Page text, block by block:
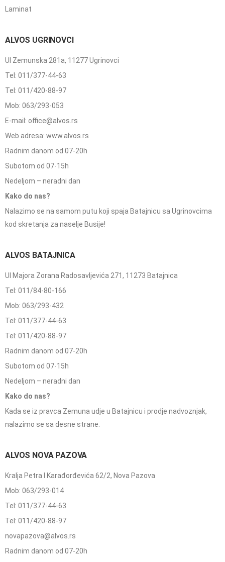
Laminat
ALVOS UGRINOVCI
Ul Zemunska 281a, 11277 Ugrinovci
Tel: 011/377-44-63
Tel: 011/420-88-97
Mob: 063/293-053
E-mail: office@alvos.rs
Web adresa: www.alvos.rs
Radnim danom od 07-20h
Subotom od 07-15h
Nedeljom – neradni dan
Kako do nas?
Nalazimo se na samom putu koji spaja Batajnicu sa Ugrinovcima
kod skretanja za naselje Busije!
ALVOS BATAJNICA
Ul Majora Zorana Radosavljevića 271, 11273 Batajnica
Tel: 011/84-80-166
Mob: 063/293-432
Tel: 011/377-44-63
Tel: 011/420-88-97
Radnim danom od 07-20h
Subotom od 07-15h
Nedeljom – neradni dan
Kako do nas?
Kada se iz pravca Zemuna udje u Batajnicu i prodje nadvoznjak,
nalazimo se sa desne strane.
ALVOS NOVA PAZOVA
Kralja Petra I Karađorđevića 62/2, Nova Pazova
Mob: 063/293-014
Tel: 011/377-44-63
Tel: 011/420-88-97
novapazova@alvos.rs
Radnim danom od 07-20h